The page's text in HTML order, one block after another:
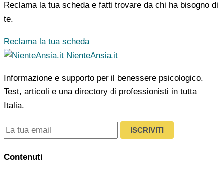
Reclama la tua scheda e fatti trovare da chi ha bisogno di
te.
Reclama la tua scheda
NienteAnsia.it
Informazione e supporto per il benessere psicologico.
Test, articoli e una directory di professionisti in tutta
Italia.
ISCRIVITI
Contenuti